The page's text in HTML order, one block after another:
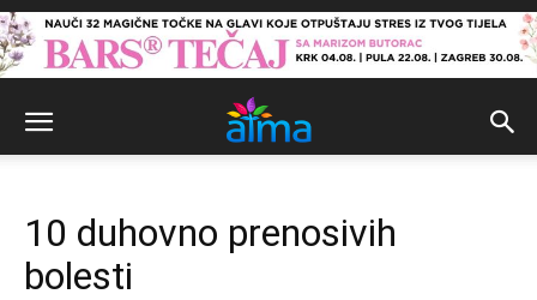
10 duhovno prenosivih
bolesti